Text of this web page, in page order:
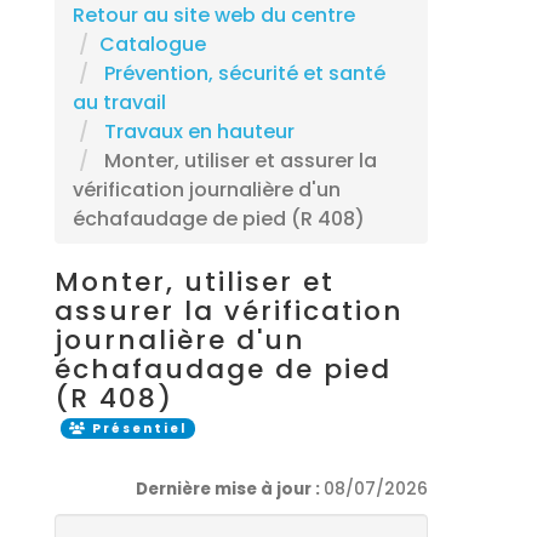
Retour au site web du centre
Catalogue
Prévention, sécurité et santé
au travail
Travaux en hauteur
Monter, utiliser et assurer la
vérification journalière d'un
échafaudage de pied (R 408)
Monter, utiliser et
assurer la vérification
journalière d'un
échafaudage de pied
(R 408)
Présentiel
Dernière mise à jour : 08/07/2026